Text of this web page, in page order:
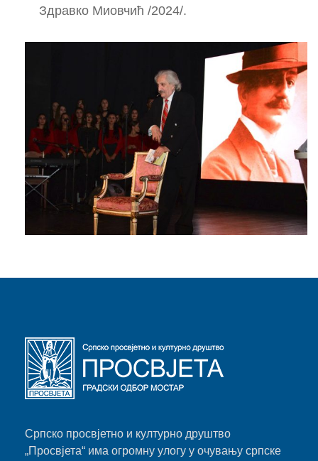
Здравко Миовчић /2024/.
Српско просвјетно и културно друштво
„Просвјета“ има огромну улогу у очувању српске